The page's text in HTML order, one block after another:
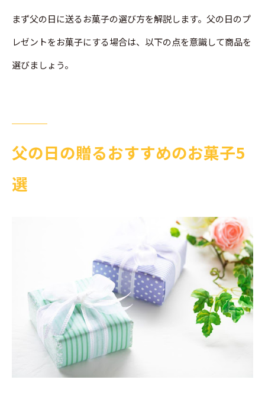
まず父の日に送るお菓子の選び方を解説します。父の日のプ
レゼントをお菓子にする場合は、以下の点を意識して商品を
選びましょう。
父の日の贈るおすすめのお菓子5
選